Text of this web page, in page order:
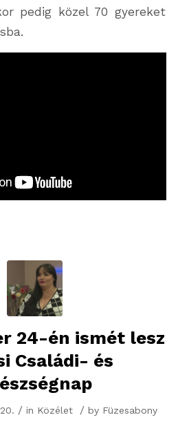
pedig közel 70 gyereket
24-én ismét lesz
Családi- és
/ in Közélet / by Füzesabony